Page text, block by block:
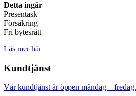
Detta ingår
Presentask
Försäkring
Fri bytesrätt
Läs mer här
Kundtjänst
Vår kundtjänst är öppen måndag – fredag.